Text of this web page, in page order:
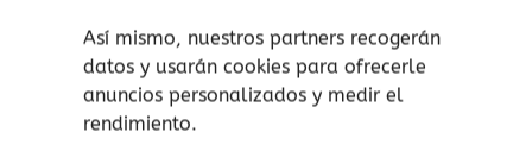
Así mismo, nuestros partners recogerán
datos y usarán cookies para ofrecerle
anuncios personalizados y medir el
rendimiento.
mucho cariño, fomenta el vínculo entre padres
e hijos, ya sea durante la rutina de descanso o
en momentos de juego. ¡Un esencial para el
desarrollo y entretenimiento de los más